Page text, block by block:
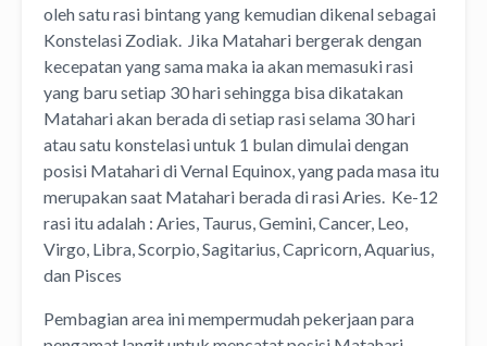
oleh satu rasi bintang yang kemudian dikenal sebagai
Konstelasi Zodiak. Jika Matahari bergerak dengan
kecepatan yang sama maka ia akan memasuki rasi
yang baru setiap 30 hari sehingga bisa dikatakan
Matahari akan berada di setiap rasi selama 30 hari
atau satu konstelasi untuk 1 bulan dimulai dengan
posisi Matahari di Vernal Equinox, yang pada masa itu
merupakan saat Matahari berada di rasi Aries. Ke-12
rasi itu adalah : Aries, Taurus, Gemini, Cancer, Leo,
Virgo, Libra, Scorpio, Sagitarius, Capricorn, Aquarius,
dan Pisces
Pembagian area ini mempermudah pekerjaan para